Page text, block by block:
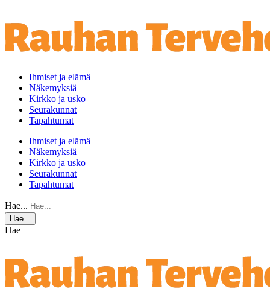
Ihmiset ja elämä
Näkemyksiä
Kirkko ja usko
Seurakunnat
Tapahtumat
Ihmiset ja elämä
Näkemyksiä
Kirkko ja usko
Seurakunnat
Tapahtumat
Hae...
Hae...
Hae